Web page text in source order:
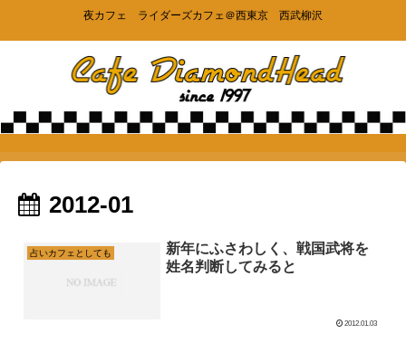
夜カフェ ライダーズカフェ＠西東京 西武柳沢
2012-01
占いカフェとしても
新年にふさわしく、戦国武将を
姓名判断してみると
2012.01.03